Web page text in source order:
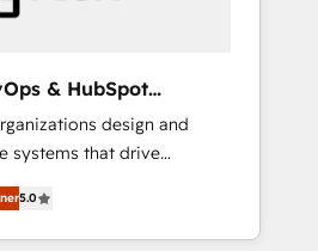
& HubSpot
design and
systems that drive
As a triple-
Solutions Partner, we
strategic RevOps planning
5.0